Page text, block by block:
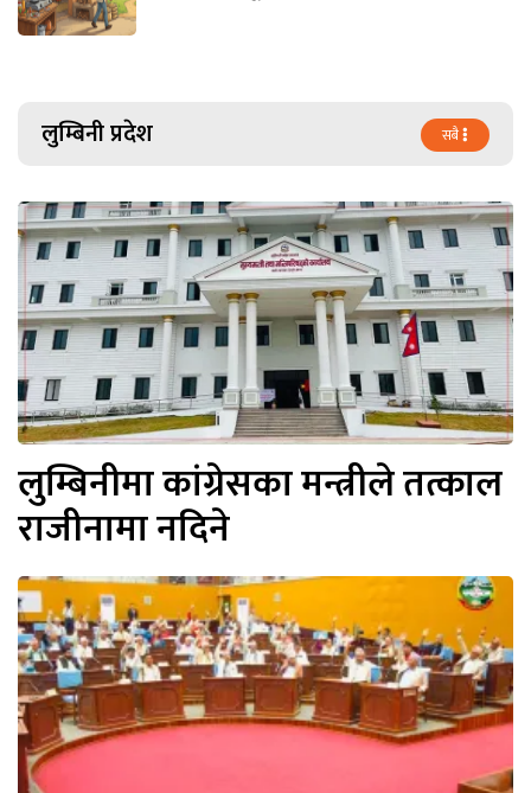
लुम्बिनी प्रदेश सबै
लुम्बिनीमा कांग्रेसका मन्त्रीले तत्काल
राजीनामा नदिने